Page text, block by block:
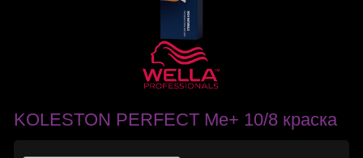
KOLESTON PERFECT Me+ 10/8 краска